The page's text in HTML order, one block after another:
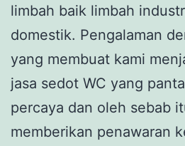
limbah baik limbah
domestik. Pengalaman
yang membuat kami
jasa sedot WC yang
percaya dan oleh sebab
memberikan penawaran